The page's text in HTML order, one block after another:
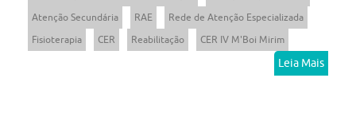
Atenção Secundária
RAE
Rede de Atenção Especializada
Fisioterapia
CER Reabilitação CER IV M'Boi Mirim
Leia Mais